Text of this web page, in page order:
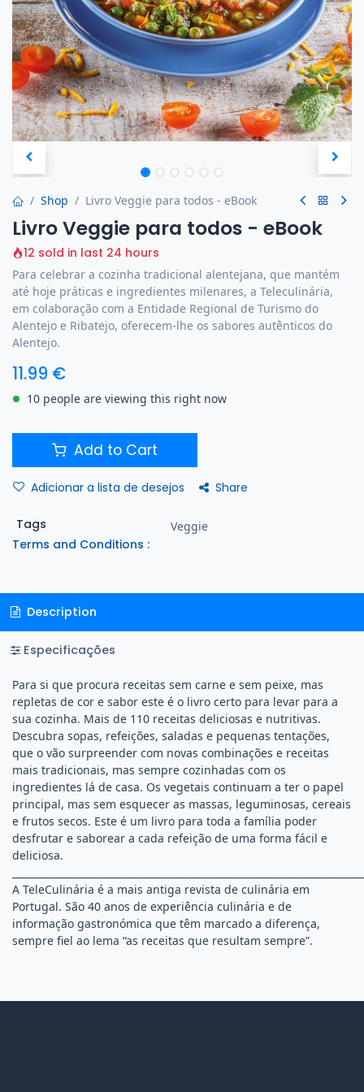
Shop Livro Veggie para todos - eBook
Livro Veggie para todos - eBook
12 sold in last 24 hours
Para celebrar a cozinha tradicional alentejana, que mantém
até hoje práticas e ingredientes milenares, a Teleculinária,
em colaboração com a Entidade Regional de Turismo do
Alentejo e Ribatejo, oferecem-lhe os sabores autênticos do
Alentejo.
11.99 €
10 people are viewing this right now
Add to Cart
Adicionar a lista de desejos Share
Tags Veggie
Terms and Conditions :
Description
Especificações
Para si que procura receitas sem carne e sem peixe, mas
repletas de cor e sabor este é o livro certo para levar para a
sua cozinha. Mais de 110 receitas deliciosas e nutritivas.
Descubra sopas, refeições, saladas e pequenas tentações,
que o vão surpreender com novas combinações e receitas
mais tradicionais, mas sempre cozinhadas com os
ingredientes lá de casa. Os vegetais continuam a ter o papel
principal, mas sem esquecer as massas, leguminosas, cereais
e frutos secos. Este é um livro para toda a família poder
desfrutar e saborear a cada refeição de uma forma fácil e
deliciosa.
A TeleCulinária é a mais antiga revista de culinária em
Portugal. São 40 anos de experiência culinária e de
informação gastronómica que têm marcado a diferença,
sempre fiel ao lema “as receitas que resultam sempre”.